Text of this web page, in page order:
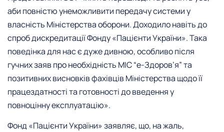
аби повністю унеможливити передачу системи у
власність Міністерства оборони. Доходило навіть до
спроб дискредитації Фонду «Пацієнти України». Така
поведінка для нас є дуже дивною, особливо після
гучних заяв про необхідність МІС “е-Здоров’я” та
позитивних висновків фахівців Міністерства щодо її
працездатності та готовності до введення у
повноцінну експлуатацію».
Фонд «Пацієнти України» заявляє, що, на жаль,